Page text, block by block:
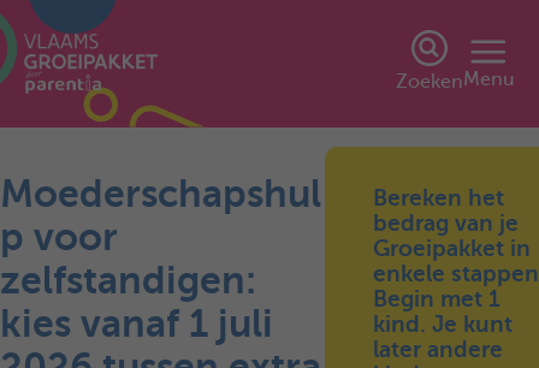
ZoekenMenu
Moederschapshul
p voor
zelfstandigen:
kies vanaf 1 juli
Bereken het
bedrag van je
Groeipakket in
enkele
Begin met 1
kind. Je kunt
later andere